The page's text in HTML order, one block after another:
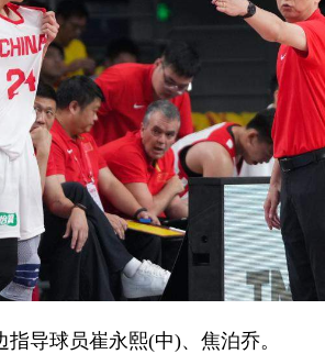
导球员崔永熙(中)、焦泊乔。